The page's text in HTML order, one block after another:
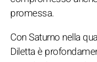
promessa.
Con Saturno nella
Diletta è